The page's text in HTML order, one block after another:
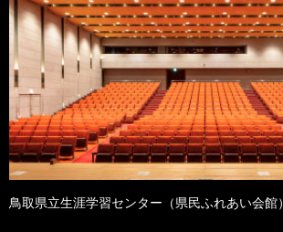
鳥取県立生涯学習センター（県民ふれあい会館）